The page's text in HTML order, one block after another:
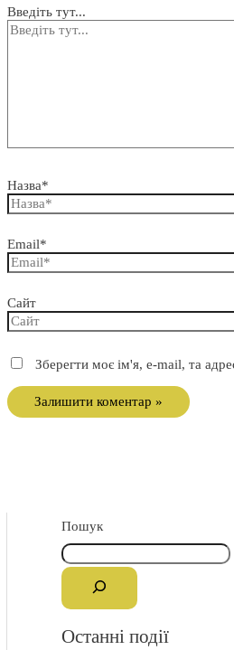
Введіть тут...
Назва*
Email*
Сайт
Зберегти моє ім'я, e-mail, та
Пошук
Останні події